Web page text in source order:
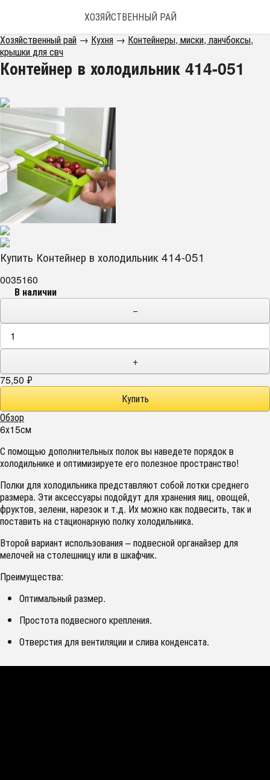
ХОЗЯЙСТВЕННЫЙ РАЙ
Хозяйственный рай → Кухня → Контейнеры, миски, ланчбоксы,
крышки для свч
Контейнер в холодильник 414-051
Купить Контейнер в холодильник 414-051
0035160
В наличии
−
+
75,50 ₽
Обзор
6х15см
С помощью дополнительных полок вы наведете порядок в
холодильнике и оптимизируете его полезное пространство!
Полки для холодильника представляют собой лотки среднего
размера. Эти аксессуары подойдут для хранения яиц, овощей,
фруктов, зелени, нарезок и т.д. Их можно как подвесить, так и
поставить на стационарную полку холодильника.
Второй вариант использования – подвесной органайзер для
мелочей на столешницу или в шкафчик.
Преимущества:
Оптимальный размер.
Простота подвесного крепления.
Отверстия для вентиляции и слива конденсата.